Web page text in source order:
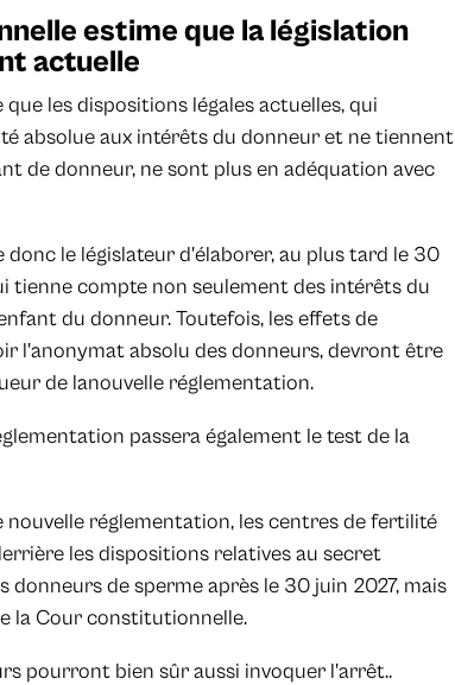
estime que la législation
actuelle
les dispositions légales actuelles, qui
absolue aux intérêts du donneur et ne tiennent
de donneur, ne sont plus en adéquation avec
le législateur d'élaborer, au plus tard le 30
tienne compte non seulement des intérêts du
du donneur. Toutefois, les effets de
l'anonymat absolu des donneurs, devront être
de lanouvelle réglementation.
passera également le test de la
nouvelle réglementation, les centres de fertilité
les dispositions relatives au secret
de sperme après le 30 juin 2027, mais
la Cour constitutionnelle.
pourront bien sûr aussi invoquer l'arrêt..